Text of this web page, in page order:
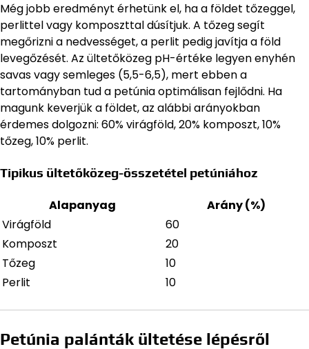
Még jobb eredményt érhetünk el, ha a földet tőzeggel,
perlittel vagy komposzttal dúsítjuk. A tőzeg segít
megőrizni a nedvességet, a perlit pedig javítja a föld
levegőzését. Az ültetőközeg pH-értéke legyen enyhén
savas vagy semleges (5,5-6,5), mert ebben a
tartományban tud a petúnia optimálisan fejlődni. Ha
magunk keverjük a földet, az alábbi arányokban
érdemes dolgozni: 60% virágföld, 20% komposzt, 10%
tőzeg, 10% perlit.
Tipikus ültetőközeg-összetétel petúniához
Alapanyag
Arány (%)
Virágföld
60
Komposzt
20
Tőzeg
10
Perlit
10
Petúnia palánták ültetése lépésről